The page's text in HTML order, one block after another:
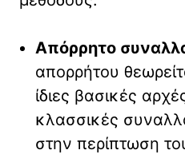
Απόρρητο
απορρήτου
ίδιες βασικές
κλασσικές
στην περίπτωση